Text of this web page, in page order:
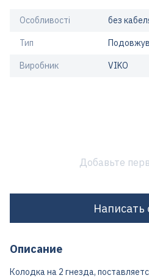
Особливості без
Тип
Виробник VIKO
Добавьте
Написать
Описание
Колодка на 2 гнезда,